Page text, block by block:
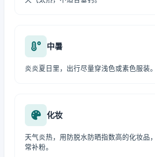
中暑
炎炎夏日里，出行尽量穿浅色或素色服装。
化妆
天气炎热，用防脱水防晒指数高的化妆品
常补粉。